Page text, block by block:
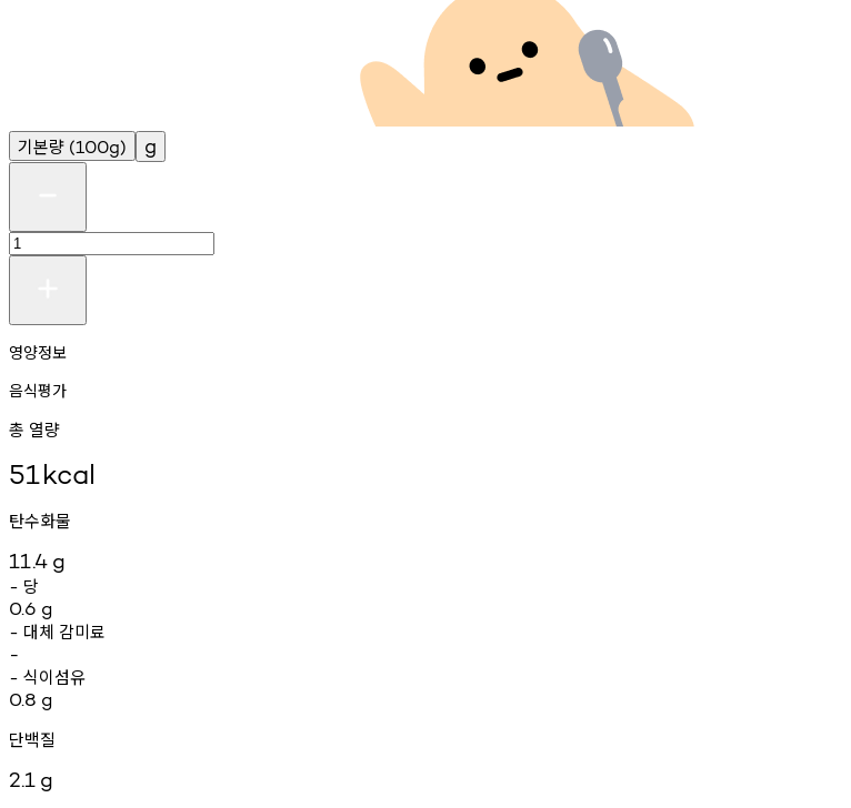
기본량 (100g) g
영양정보
음식평가
총 열량
51kcal
탄수화물
11.4 g
- 당
0.6 g
- 대체 감미료
-
- 식이섬유
0.8 g
단백질
2.1 g